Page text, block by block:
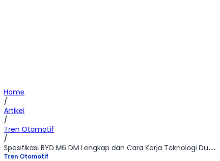
Home
/
Artikel
/
Tren Otomotif
/
Spesifikasi BYD M6 DM Lengkap dan Cara Kerja Teknologi Dual Mode BYD
Tren Otomotif